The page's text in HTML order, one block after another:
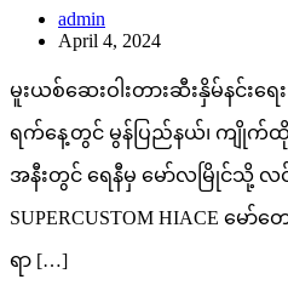
admin
April 4, 2024
မူးယစ်ဆေးဝါးတားဆီးနှိမ်နင်း
ရက်နေ့တွင် မွန်ပြည်နယ်၊ ကျိုက်ထိုမ
အနီးတွင် ရေနီမှ မော်လမြိုင်သို့ လ
SUPERCUSTOM HIACE မ
ရာ […]